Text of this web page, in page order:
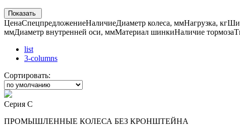
Показать
ЦенаСпецпредложениеНаличиеДиаметр колеса, ммНагрузка, кг
ммДиаметр внутренней оси, ммМатериал шинкиНаличие тормоза
list
3-columns
Сортировать:
Серия C
ПРОМЫШЛЕННЫЕ КОЛЕСА БЕЗ КРОНШТЕЙНА